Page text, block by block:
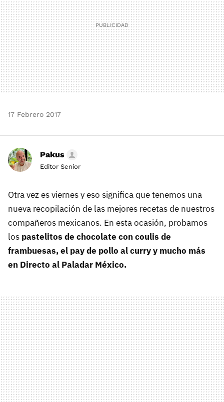
17 Febrero 2017
Pakus
Editor Senior
Otra vez es viernes y eso significa que tenemos una
nueva recopilación de las mejores recetas de nuestros
compañeros mexicanos. En esta ocasión, probamos
los pastelitos de chocolate con coulis de
frambuesas, el pay de pollo al curry y mucho más
en Directo al Paladar México.